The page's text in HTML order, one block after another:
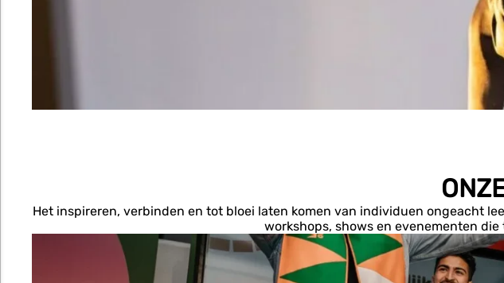
Het inspireren, verbinden en tot bloei laten komen van individuen ongeacht
workshops, shows en evenementen